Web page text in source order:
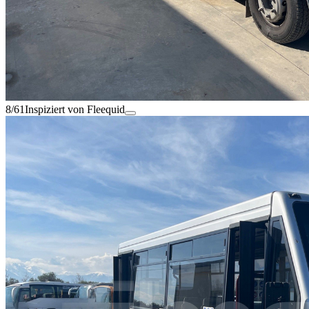
8/61Inspiziert von Fleequid